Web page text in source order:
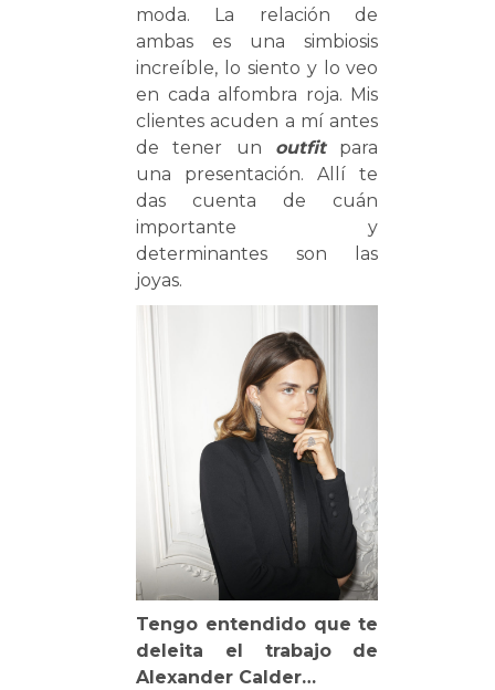
moda. La relación de
ambas es una simbiosis
increíble, lo siento y lo veo
en cada alfombra roja. Mis
clientes acuden a mí antes
de tener un outfitpara
una presentación. Allí te
das cuenta de cuán
importante y
determinantes son las
joyas.
Tengo entendido que te
deleita el trabajo de
Alexander Calder…